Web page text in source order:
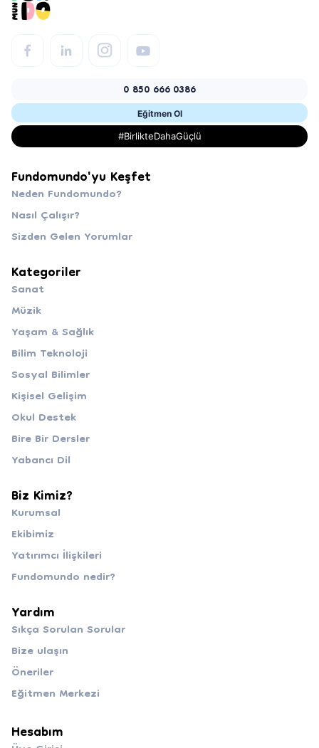
0 850 666 0386
Eğitmen Ol
#BirlikteDahaGüçlü
Fundomundo'yu Keşfet
Neden Fundomundo?
Nasıl Çalışır?
Sizden Gelen Yorumlar
Kategoriler
Sanat
Müzik
Yaşam & Sağlık
Bilim Teknoloji
Sosyal Bilimler
Kişisel Gelişim
Okul Destek
Bire Bir Dersler
Yabancı Dil
Biz Kimiz?
Kurumsal
Ekibimiz
Yatırımcı İlişkileri
Fundomundo nedir?
Yardım
Sıkça Sorulan Sorular
Bize ulaşın
Öneriler
Eğitmen Merkezi
Hesabım